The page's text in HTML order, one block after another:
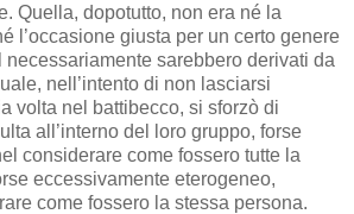
Quella, dopotutto, non era né la
l’occasione giusta per un certo genere
sarebbero derivati da
nell’intento di non lasciarsi
volta nel battibecco, si sforzò di
all’interno del loro gruppo, forse
considerare come fossero tutte la
eccessivamente eterogeneo,
come fossero la stessa persona.